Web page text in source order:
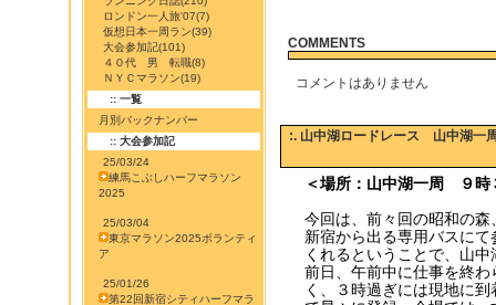
ロンドン一人旅'07(7)
仮想日本一周ラン(39)
大会参加記(101)
４０代 男 転職(8)
ＮＹＣマラソン(19)
:: 一覧
月別バックナンバー
:: 大会参加記
25/03/24
練馬こぶしハーフマラソン
2025
25/03/04
東京マラソン2025ボランティ
ア
25/01/26
第22回新宿シティハーフマラ
COMMENTS
コメントはありません
:. 山中湖ロードレース 山中湖一
＜場所：山中湖一周 ９時
今回は、前々回の昭和の
新宿から出る専用バスに
くれるということで、山
前日、午前中に仕事を終
く、３時過ぎには現地に